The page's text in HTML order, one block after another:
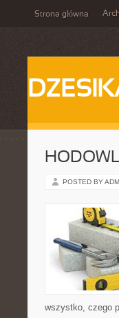
Strona główna
POSTED BY
wszystko, czego